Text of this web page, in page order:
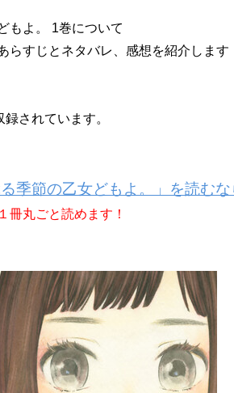
もよ。 1巻について
らすじとネタバレ、感想を紹介します
されています。
季節の乙女どもよ。」を読むな
冊丸ごと読めます！